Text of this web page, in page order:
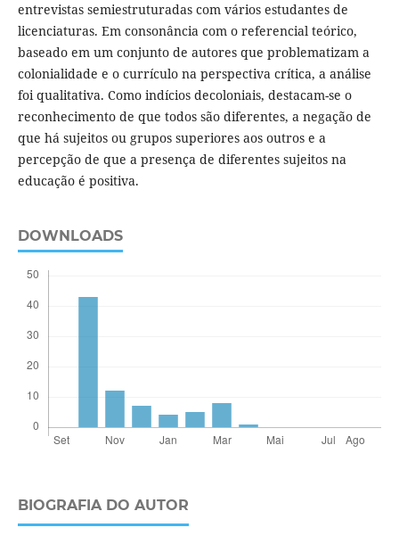
entrevistas semiestruturadas com vários estudantes de
licenciaturas. Em consonância com o referencial teórico,
baseado em um conjunto de autores que problematizam a
colonialidade e o currículo na perspectiva crítica, a análise
foi qualitativa. Como indícios decoloniais, destacam-se o
reconhecimento de que todos são diferentes, a negação de
que há sujeitos ou grupos superiores aos outros e a
percepção de que a presença de diferentes sujeitos na
educação é positiva.
DOWNLOADS
BIOGRAFIA DO AUTOR